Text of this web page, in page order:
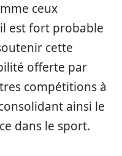
ceux
il est fort probable
cette
offerte par
compétitions à
ainsi le
dans le sport.